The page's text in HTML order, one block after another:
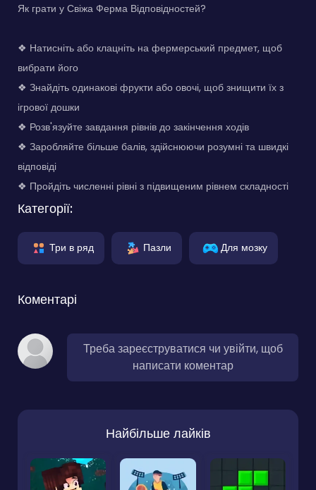
Як грати у Свіжа Ферма Відповідностей?
❖ Натисніть або клацніть на фермерський предмет, щоб
вибрати його
❖ Знайдіть одинакові фрукти або овочі, щоб знищити їх з
ігрової дошки
❖ Розв'язуйте завдання рівнів до закінчення ходів
❖ Заробляйте більше балів, здійснюючи розумні та швидкі
відповіді
❖ Пройдіть численні рівні з підвищеним рівнем складності
Категорії:
Три в ряд Пазли Для мозку
Коментарі
Треба зареєструватися чи увійти, щоб
написати коментар
Найбільше лайків